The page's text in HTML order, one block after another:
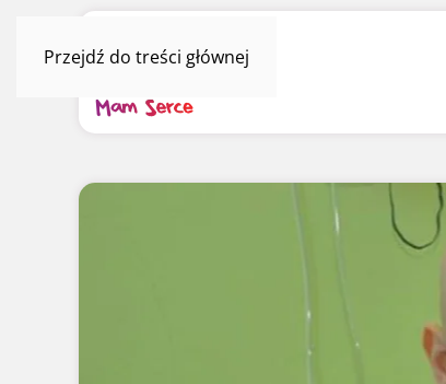
Przejdź do treści głównej